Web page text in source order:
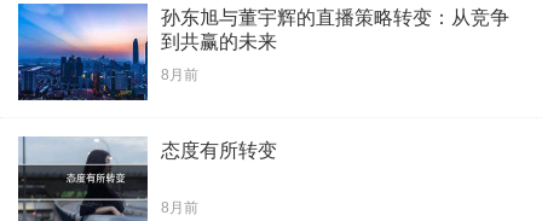
​孙东旭与董宇辉的直播策略转变：从竞争
到共赢的未来
8月前
态度有所转变
8月前